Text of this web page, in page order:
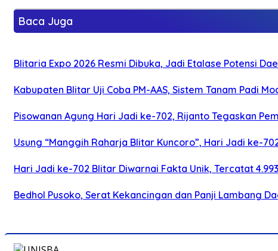
Baca Juga
Blitaria Expo 2026 Resmi Dibuka, Jadi Etalase Potensi
Kabupaten Blitar Uji Coba PM-AAS, Sistem Tanam Padi
Pisowanan Agung Hari Jadi ke-702, Rijanto Tegaskan
Usung “Manggih Raharja Blitar Kuncoro”, Hari Jadi ke-
Hari Jadi ke-702 Blitar Diwarnai Fakta Unik, Tercatat
Bedhol Pusoko, Serat Kekancingan dan Panji Lambang